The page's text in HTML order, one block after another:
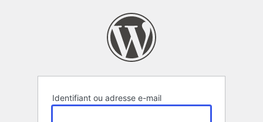
Identifiant ou adresse e-mail